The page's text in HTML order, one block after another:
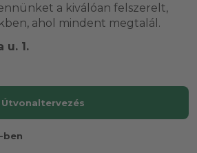
a kiválóan felszerelt,
ahol mindent megtalál.
u. 1.
Útvonaltervezés
ben